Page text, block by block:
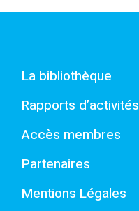
La bibliothèque
Rapports d’activités
Accès membres
Partenaires
Mentions Légales